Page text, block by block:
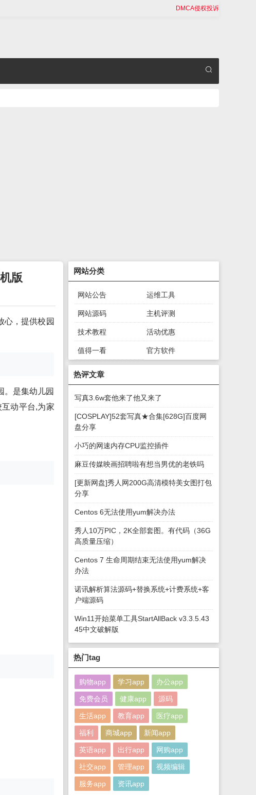
DMCA侵权投诉
版
心，提供校园
。是集幼儿园
互动平台,为家
网站分类
网站公告 运维工具
网站源码 主机评测
技术教程 活动优惠
值得一看
绿色软件
官方软件
热评文章
写真3.6w套他来了他又来了
[COSPLAY]52套写真★合集[628G]百度网
盘分享
小巧的网速内存CPU监控插件
麻豆传媒映画招聘啦有想当男优的老铁吗
[更新网盘]秀人网200G高清模特美女图打包
分享
Centos 6无法使用yum解决办法
秀人10万PIC，2K全部套图。有代码（36G
高质量压缩）
Centos 7 生命周期结束无法使用yum解决
办法
诺讯解析算法源码+替换系统+计费系统+客
户端源码
Win11开始菜单工具StartAllBack v3.3.5.43
45中文破解版
热门tag
购物app 学习app 办公app
免费会员 健康app 源码
生活app 教育app 医疗app
福利 商城app 新闻app
英语app 出行app 网购app
社交app 管理app 视频编辑
服务app 资讯app